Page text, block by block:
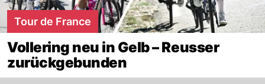
Tour de France
Vollering neu in Gelb – Reusser
zurückgebunden